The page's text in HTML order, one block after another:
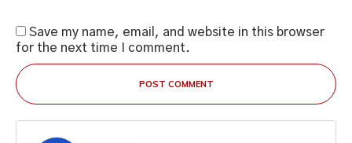
Save my name, email, and website in this browser
for the next time I comment.
POST COMMENT